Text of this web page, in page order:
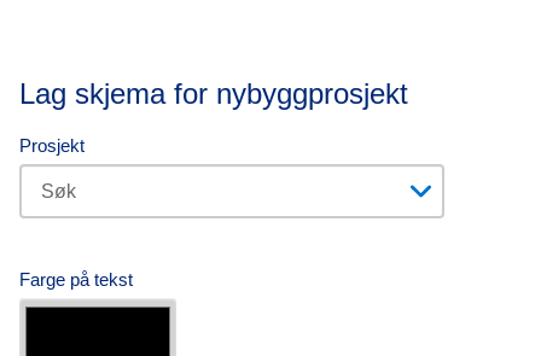
Lag skjema for nybyggprosjekt
Prosjekt
Farge på tekst